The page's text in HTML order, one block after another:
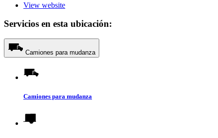
View website
Servicios en esta ubicación:
Camiones para mudanza
Camiones para mudanza